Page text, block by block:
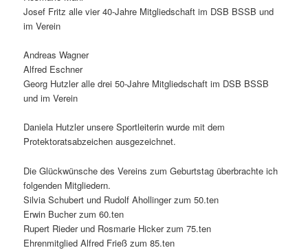
Josef Fritz alle vier 40-Jahre Mitgliedschaft im DSB BSSB und
im Verein
Andreas Wagner
Alfred Eschner
Georg Hutzler alle drei 50-Jahre Mitgliedschaft im DSB BSSB
und im Verein
Daniela Hutzler unsere Sportleiterin wurde mit dem
Protektoratsabzeichen ausgezeichnet.
Die Glückwünsche des Vereins zum Geburtstag überbrachte ich
folgenden Mitgliedern.
Silvia Schubert und Rudolf Ahollinger zum 50.ten
Erwin Bucher zum 60.ten
Rupert Rieder und Rosmarie Hicker zum 75.ten
Ehrenmitglied Alfred Frieß zum 85.ten